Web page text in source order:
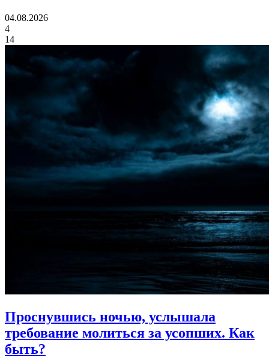
04.08.2026
4
14
Проснувшись ночью, услышала
требование молиться за усопших. Как
быть?